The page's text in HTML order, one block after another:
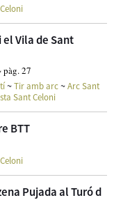
Vila de Sant
27
~Tir amb arc~Arc Sant
Sant Celoni
BTT
Pujada al Turó d